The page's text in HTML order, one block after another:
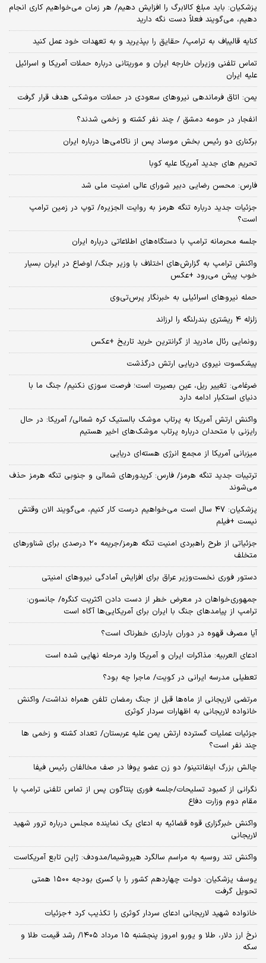
پزشکیان: باید مبلغ کالابرگ را افزایش دهیم/ هر زمان می‌خواهیم کاری انجام
دهیم، می‌گویند فعلاً دست نگه دارید
کنایه قالیباف به ترامپ/ حقایق را بپذیرید و به تعهدات خود عمل کنید
تماس تلفنی وزیران خارجه ایران و موریتانی درباره حملات آمریکا و اسرائیل
علیه ایران
یمن: اتاق فرماندهی نیروهای سعودی در حملات موشکی هدف قرار گرفت
انفجار در حومه دمشق / چند نفر کشته و زخمی شدند؟
برکناری دو رئیس بخش موساد پس از ناکامی‌ها درباره ایران
تحریم های جدید آمریکا علیه کوبا
فارس: محسن رضایی دبیر شورای عالی امنیت ملی شد
جزئیات جدید درباره تنگه هرمز به روایت الجزیره/ توپ در زمین ترامپ
است؟
جلسه محرمانه ترامپ با دستگاه‌های اطلاعاتی درباره ایران
واکنش ترامپ به گزارش‌های اختلاف با وزیر جنگ/ اوضاع در ایران بسیار
خوب پیش می‌رود +عکس
حمله نیروهای اسرائیلی به خبرنگار پرس‌تی‌وی
زلزله ۴ ریشتری بندرلنگه را لرزاند
رونمایی رئال مادرید از گرانترین خرید تاریخ +عکس
پیشکسوت نیروی دریایی ارتش درگذشت
ضرغامی: تغییر ریل، عین بصیرت است؛ فرصت سوزی نکنیم/ جنگ ما با
دنیای استکبار ادامه دارد
واکنش ارتش آمریکا به پرتاب موشک بالستیک کره شمالی/ آمریکا: در حال
رایزنی با متحدان درباره پرتاب موشک‌های اخیر هستیم
میزبانی آمریکا از مجمع انرژی هسته‌ای دریایی
ترتیبات جدید تنگه هرمز/ فارس: کریدورهای شمالی و جنوبی تنگه هرمز حذف
می‌شوند
پزشکیان: ۴۷ سال است می‌خواهیم درست کار کنیم، می‌گویند الان وقتش
نیست +فیلم
جزئیاتی از طرح راهبردی امنیت تنگه هرمز/جریمه ۲۰ درصدی برای شناورهای
متخلف
دستور فوری نخست‌وزیر عراق برای افزایش آمادگی نیروهای امنیتی
جمهوری‌خواهان در معرض خطر از دست دادن اکثریت کنگره/ جانسون:
ترامپ از پیامدهای جنگ با ایران برای آمریکایی‌ها آگاه است
آیا مصرف قهوه در دوران بارداری خطرناک است؟
ادعای العربیه: مذاکرات ایران و آمریکا وارد مرحله نهایی شده است
تعطیلی مدرسه ایرانی در کویت/ ماجرا چه بود؟
مرتضی لاریجانی از ماه‌ها قبل از جنگ رمضان تلفن همراه نداشت/ واکنش
خانواده لاریجانی به اظهارات سردار کوثری
جزئیات عملیات گسترده ارتش یمن علیه عربستان/ تعداد کشته و زخمی ها
چند نفر است؟
چالش بزرگ اینفانتینو/ دو زن عضو یوفا در صف مخالفان رئیس فیفا
نگرانی از کمبود تسلیحات/جلسه فوری پنتاگون پس از تماس تلفنی ترامپ با
مقام دوم وزارت دفاع
واکنش خبرگزاری قوه قضائیه به ادعای یک نماینده مجلس درباره ترور شهید
لاریجانی
واکنش تند روسیه به مراسم سالگرد هیروشیما/مدودف: ژاپن تابع آمریکاست
یوسف پزشکیان: دولت چهاردهم کشور را با کسری بودجه ۱۵۰۰ همتی
تحویل گرفت
خانواده شهید لاریجانی ادعای سردار کوثری را تکذیب کرد +جزئیات
نرخ ارز دلار، طلا و یورو امروز پنجشنبه ۱۵ مرداد ۱۴۰۵/ رشد قیمت طلا و
سکه